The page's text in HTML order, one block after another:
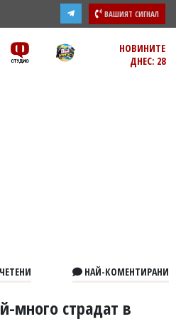
ВАШИЯТ СИГНАЛ
НОВИНИТЕ
ДНЕС: 28
НАЙ-КОМЕНТИРАНИ
много страдат в